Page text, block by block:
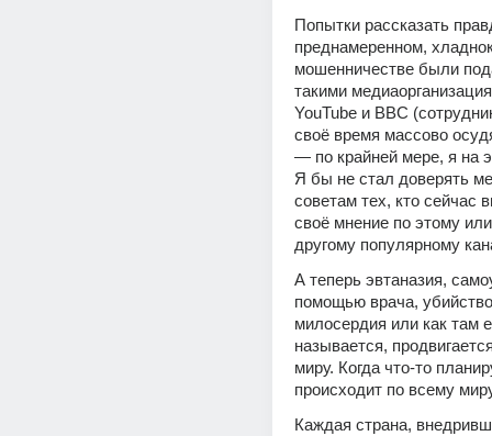
Попытки рассказать
преднамеренном,
мошенничестве были
такими
YouTube и BBC
своё время массово
— по крайней мере, я на
Я бы не стал доверять
советам тех, кто сейчас
своё мнение по этому
другому популярному
А теперь эвтаназия,
помощью врача,
милосердия или как там
называется,
миру. Когда что-то
происходит по всему
Каждая страна,